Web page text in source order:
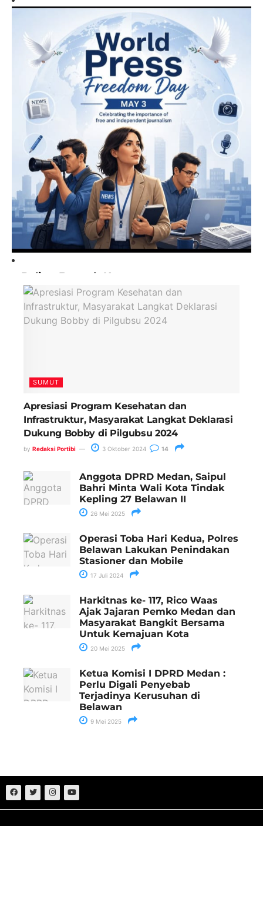
Paling Banyak Komentar
SUMUT
Apresiasi Program Kesehatan dan
Infrastruktur, Masyarakat Langkat Deklarasi
Dukung Bobby di Pilgubsu 2024
by Redaksi Portibi 3 Oktober 2024 14
Anggota DPRD Medan, Saipul
Bahri Minta Wali Kota Tindak
Kepling 27 Belawan II
26 Mei 2025
Operasi Toba Hari Kedua, Polres
Belawan Lakukan Penindakan
Stasioner dan Mobile
17 Juli 2024
Harkitnas ke- 117, Rico Waas
Ajak Jajaran Pemko Medan dan
Masyarakat Bangkit Bersama
Untuk Kemajuan Kota
20 Mei 2025
Ketua Komisi I DPRD Medan :
Perlu Digali Penyebab
Terjadinya Kerusuhan di
Belawan
9 Mei 2025